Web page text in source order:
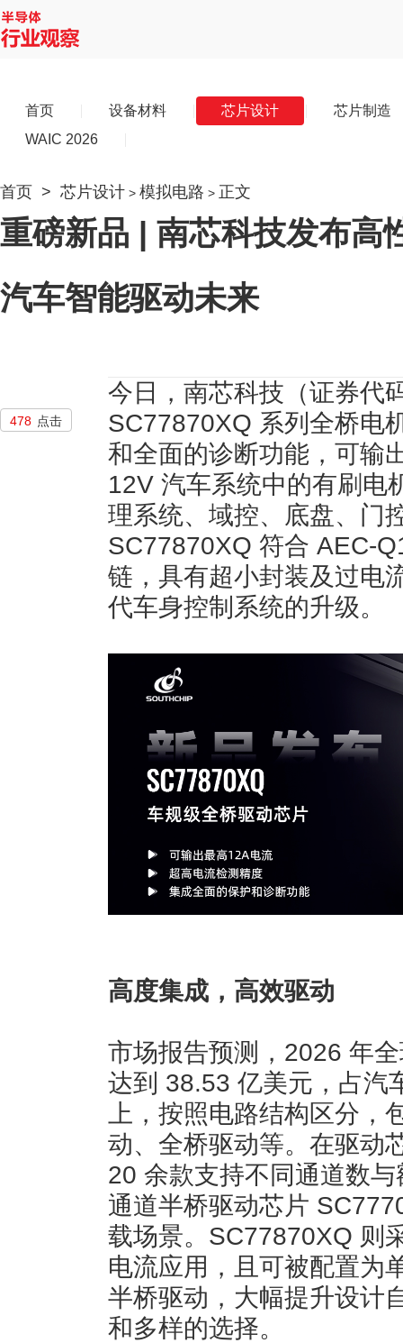
首页 设备材料 芯片设计
芯片制造
WAIC 2026
首页 > 芯片设计 > 模拟电路 > 正文
重磅新品 | 南芯科技发布高
汽车智能驱动未来
478 点击
今日，南芯科技（证券代
SC77870XQ 系列全桥电
和全面的诊断功能，可输
12V 汽车系统中的有刷电
理系统、域控、底盘、门
SC77870XQ 符合 AEC-
链，具有超小封装及过电
代车身控制系统的升级。
高度集成，高效驱动
市场报告预测，2026 年
达到 38.53 亿美元，占汽
上，按照电路结构区分，
动、全桥驱动等。在驱动
20 余款支持不同通道数
通道半桥驱动芯片
载场景。SC77870XQ 则
电流应用，且可被配置为
半桥驱动，大幅提升设计
和多样的选择。